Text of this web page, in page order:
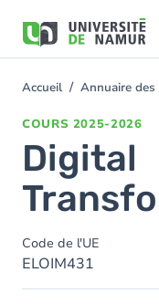
contenu
You
Accueil Annuaire
COURS 2025-2026
Digital
Code de l'UE
ELOIM431